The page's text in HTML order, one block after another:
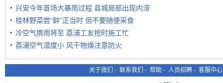
兴安今年首场大暴雨过程 县城局部出现内涝
桂林野菜尝“鲜”正当时 但不要随便采食
冷空气携雨将至 荔浦工友抢时施工忙
荔浦空气湿度小 风干物燥注意防火
关于我们 - 联系我们 - 帮助 - 人员招聘 - 客服中心